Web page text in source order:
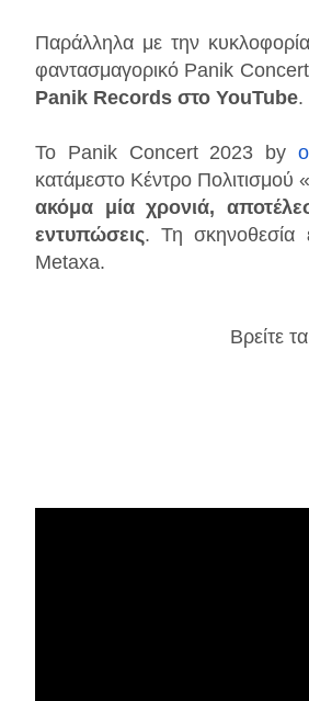
Παράλληλα με την
φαντασμαγορικό Panik
Panik Records στο YouTube.
Το Panik Concert 2023 by
κατάμεστο Κέντρο Πολιτισμού
ακόμα μία χρονιά,
εντυπώσεις. Τη σκηνοθεσία
Metaxa.
Βρείτε